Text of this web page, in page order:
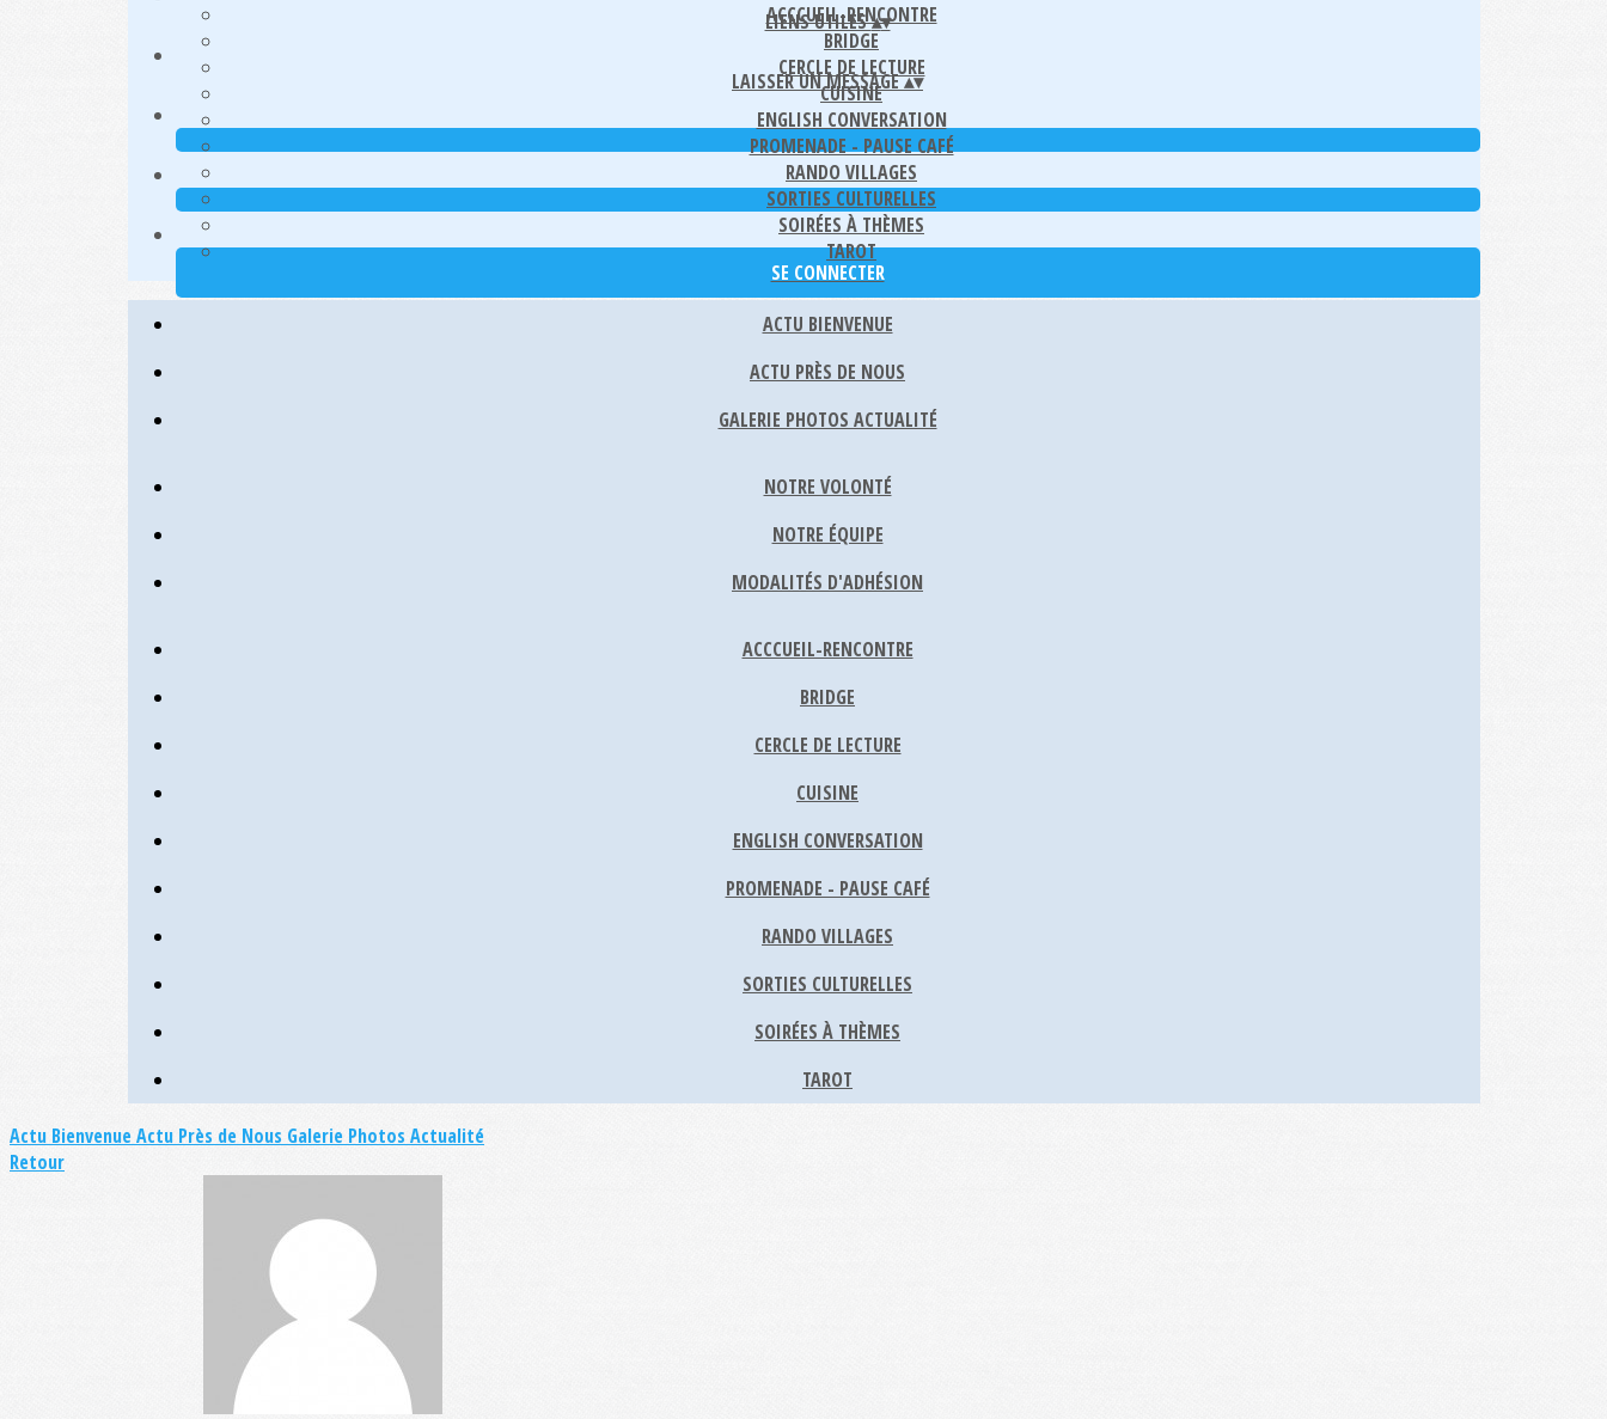
ACCCUEIL-RENCONTRE
BRIDGE
CERCLE DE LECTURE
CUISINE
ENGLISH CONVERSATION
PROMENADE - PAUSE CAFÉ
RANDO VILLAGES
SORTIES CULTURELLES
SOIRÉES À THÈMES
TAROT
LIENS UTILES▴▾
LAISSER UN MESSAGE▴▾
SE CONNECTER
ACTU BIENVENUE
ACTU PRÈS DE NOUS
GALERIE PHOTOS ACTUALITÉ
NOTRE VOLONTÉ
NOTRE ÉQUIPE
MODALITÉS D'ADHÉSION
ACCCUEIL-RENCONTRE
BRIDGE
CERCLE DE LECTURE
CUISINE
ENGLISH CONVERSATION
PROMENADE - PAUSE CAFÉ
RANDO VILLAGES
SORTIES CULTURELLES
SOIRÉES À THÈMES
TAROT
Actu BienvenueActu Près de Nous Galerie Photos Actualité
Retour